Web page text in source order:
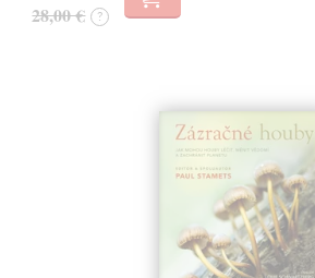
28,00 € ?